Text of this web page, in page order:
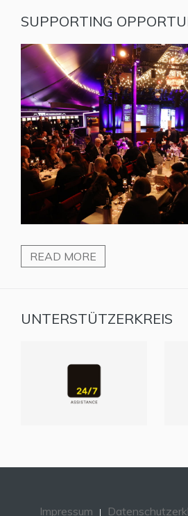
SUPPORTING
READ MORE
UNTERSTÜTZERKREIS
Impressum